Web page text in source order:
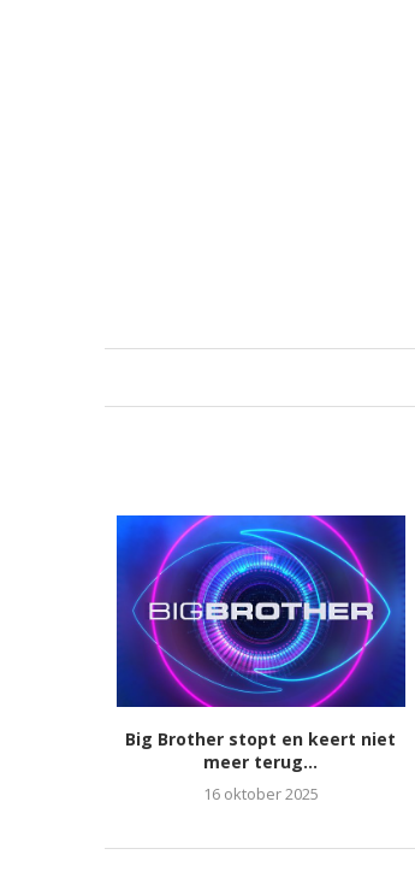
Big Brother stopt en keert niet
meer terug...
16 oktober 2025